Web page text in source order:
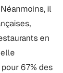
il
en
67% des